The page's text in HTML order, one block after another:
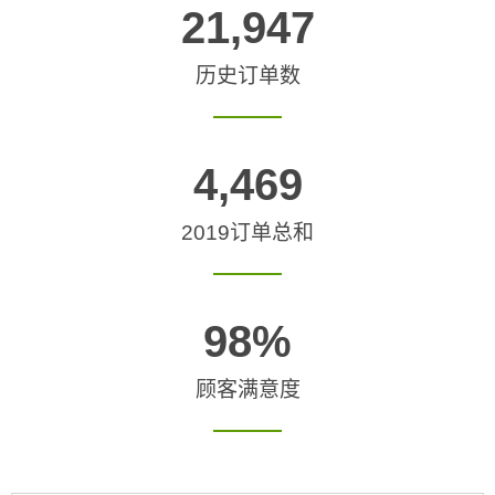
21,947
历史订单数
4,469
2019订单总和
98%
顾客满意度